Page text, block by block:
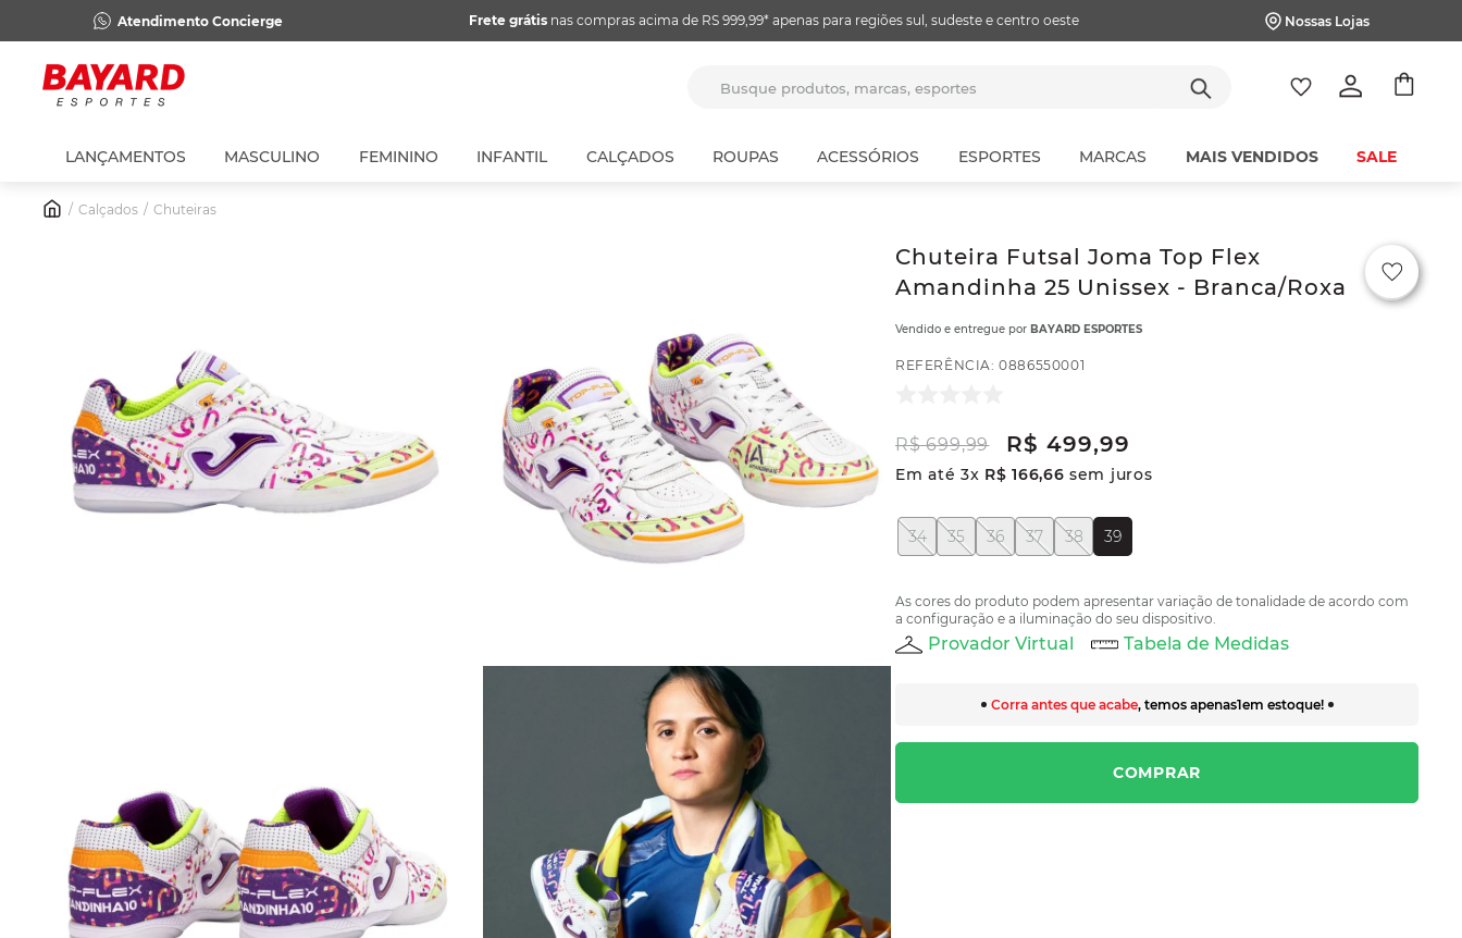
Atendimento Concierge Frete grátisnas compras acima de RS 999,99* apenas para regiões sul, sudeste e centro oeste Nossas Lojas
LANÇAMENTOS MASCULINO FEMININO INFANTIL CALÇADOS ROUPAS ACESSÓRIOS ESPORTES MARCAS MAIS VENDIDOS SALE
Calçados Chuteiras
Chuteira Futsal Joma Top Flex
Amandinha 25 Unissex - Branca/Roxa
Vendido e entregue por BAYARD ESPORTES
REFERÊNCIA:0886550001
R$ 699,99 R$ 499,99
Em até 3x R$ 166,66 sem juros
34 35 36 37 38 39
As cores do produto podem apresentar variação de tonalidade de acordo com
a configuração e a iluminação do seu dispositivo.
Provador Virtual Tabela de Medidas
Corra antes que acabe, temos apenas1em estoque!
COMPRAR